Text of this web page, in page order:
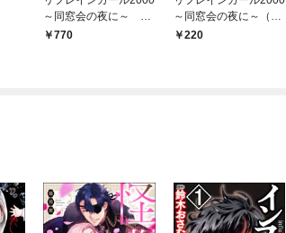
～同窓会の夜に～
（1）
770
～同窓会の夜に～（分
冊版） 【第1話】
220